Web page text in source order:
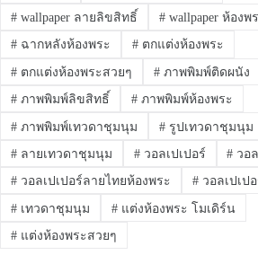
#wallpaper ลายลิขสิทธิ์ #wallpaper ห้องพ
#ฉากหลังห้องพระ #ตกแต่งห้องพระ
#ตกแต่งห้องพระสวยๆ #ภาพพิมพ์ติดผนัง
#ภาพพิมพ์ลิขสิทธิ์ #ภาพพิมพ์ห้องพระ
#ภาพพิมพ์เทวดาชุมนุม #รูปเทวดาชุมนุม
#ลายเทวดาชุมนุม #วอลเปเปอร์ # วอ
#วอลเปเปอร์ลายไทยห้องพระ #วอลเปเป
#เทวดาชุมนุม #แต่งห้องพระ โมเดิร์น
#แต่งห้องพระสวยๆ